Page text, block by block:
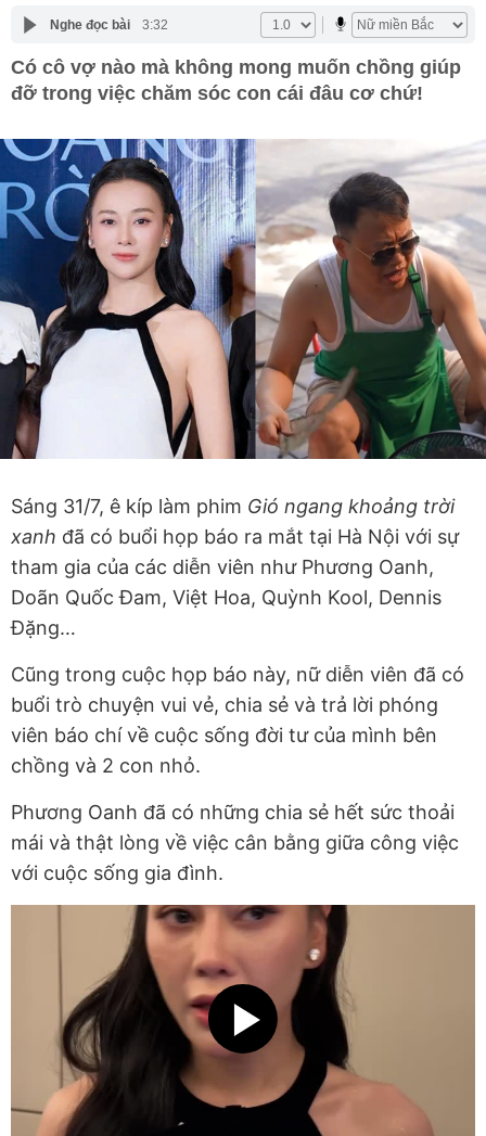
Nghe đọc bài 3:32
Có cô vợ nào mà không mong muốn chồng giúp
đỡ trong việc chăm sóc con cái đâu cơ chứ!
Sáng 31/7, ê kíp làm phim Gió ngang khoảng trời
xanh đã có buổi họp báo ra mắt tại Hà Nội với sự
tham gia của các diễn viên như Phương Oanh,
Doãn Quốc Đam, Việt Hoa, Quỳnh Kool, Dennis
Đặng…
Cũng trong cuộc họp báo này, nữ diễn viên đã có
buổi trò chuyện vui vẻ, chia sẻ và trả lời phóng
viên báo chí về cuộc sống đời tư của mình bên
chồng và 2 con nhỏ.
Phương Oanh đã có những chia sẻ hết sức thoải
mái và thật lòng về việc cân bằng giữa công việc
với cuộc sống gia đình.